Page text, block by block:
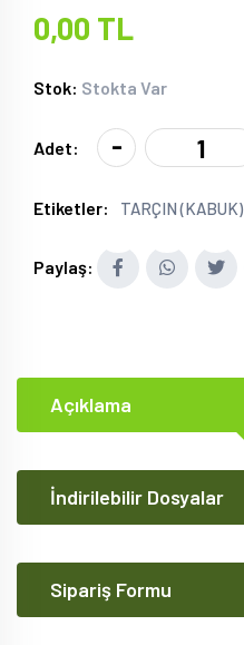
0,00 TL
Stok: Stokta Var
Adet: -
Etiketler: TARÇIN (KABUK)
Paylaş:
Açıklama
İndirilebilir Dosyalar
Sipariş Formu